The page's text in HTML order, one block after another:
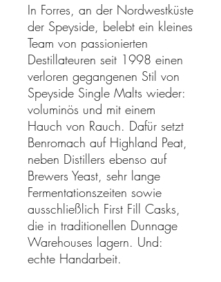
In Forres, an der Nordwestküste
der Speyside, belebt ein kleines
Team von passionierten
Destillateuren seit 1998 einen
verloren gegangenen Stil von
Speyside Single Malts wieder:
voluminös und mit einem
Hauch von Rauch. Dafür setzt
Benromach auf Highland Peat,
neben Distillers ebenso auf
Brewers Yeast, sehr lange
Fermentationszeiten sowie
ausschließlich First Fill Casks,
die in traditionellen Dunnage
Warehouses lagern. Und:
echte Handarbeit.